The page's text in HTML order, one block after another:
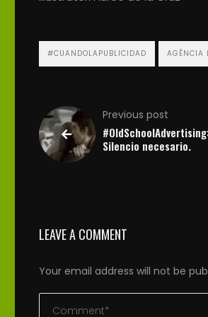
#CUANDOLAPUBLICIDAD AGÊNCIA
Previous post
Silencio necesario.
LEAVE A COMMENT
Your email address will not be